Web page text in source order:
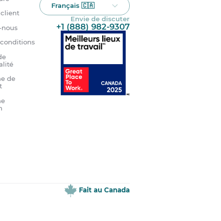
de
Français 🇨🇦
Envie de discuter
+1 (888) 982-9307
Fait au Canada